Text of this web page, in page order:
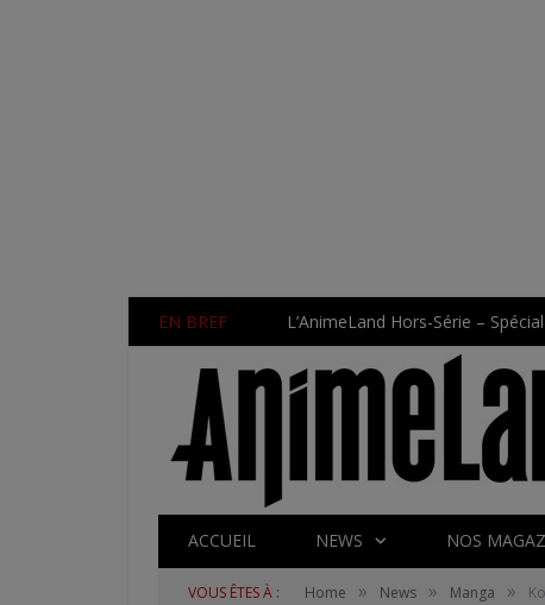
EN BREF L’AnimeLand Hors-Série –
ACCUEIL NEWS NOS
VOUS ÊTES À : Home » News » Manga »